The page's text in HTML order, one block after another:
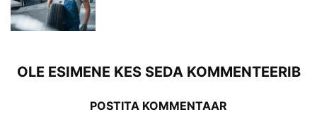
OLE ESIMENE KES SEDA KOMMENTEERIB
POSTITA KOMMENTAAR